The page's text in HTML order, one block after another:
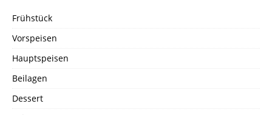
Frühstück
Vorspeisen
Hauptspeisen
Beilagen
Dessert